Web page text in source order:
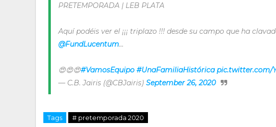
PRETEMPORADA | LEB PLATA
Aquí podéis ver el ¡¡¡ triplazo !!! desde su campo que ha
@FundLucentum...
😍😍😍#VamosEquipo #UnaFamiliaHistórica pic.twitter.com/
— C.B. Jairis (@CBJairis) September 26, 2020
Tags # pretemporada 2020